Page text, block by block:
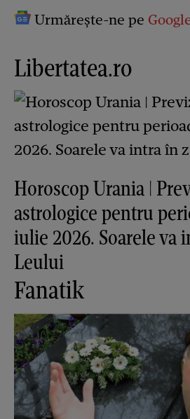
Urmărește-ne pe
Libertatea.ro
Horoscop Urania |
astrologice pentru
iulie 2026. Soarele va
Leului
Fanatik